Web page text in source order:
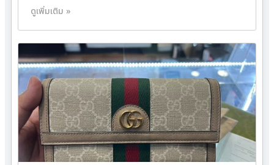
ดูเพิ่มเติม »